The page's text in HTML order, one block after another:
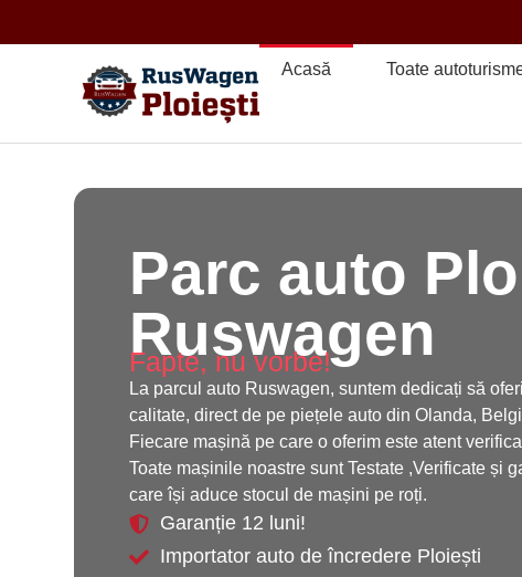
Acasă Toate
Parc auto
Ruswagen
Fapte, nu vorbe!
La parcul auto Ruswagen, suntem dedicați să
calitate, direct de pe piețele auto din Olanda,
Fiecare mașină pe care o oferim este atent
Toate mașinile noastre sunt Testate ,Verificate și
care își aduce stocul de mașini pe roți.
Garanție 12 luni!
Importator auto de încredere Ploiești